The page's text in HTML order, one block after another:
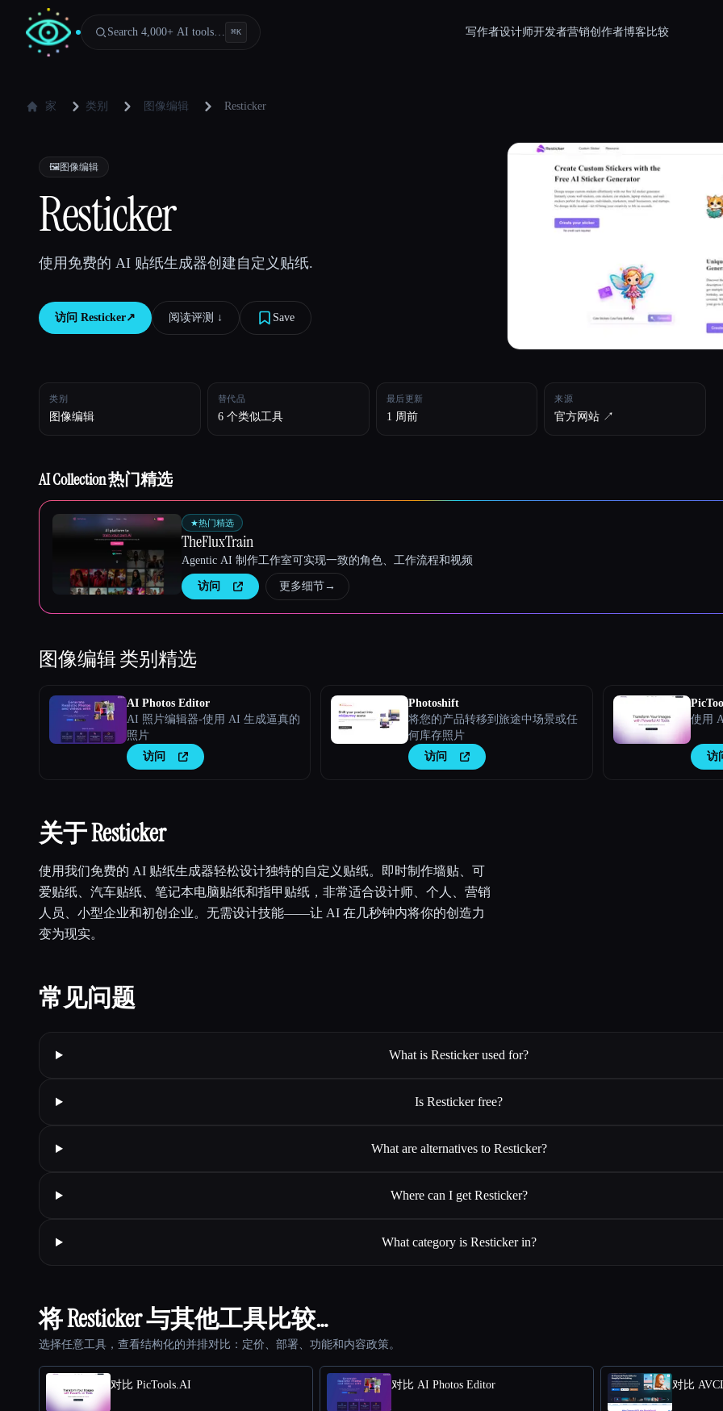
Search 4,000+ AI tools… ⌘K 写作者设计师开发者营销创作者博客 比较
家 类别 图像编辑 Resticker
🖼️图像编辑
Resticker
使用免费的 AI 贴纸生成器创建自定义贴纸.
访问 Resticker↗︎ 阅读评测 ↓︎ Save
类别
图像编辑
替代品
6 个类似工具
最后更新
1 周前
来源
官方网站 ↗︎
AI Collection 热门精选
★热门精选
TheFluxTrain
Agentic AI 制作工作室可实现一致的角色、工作流程和视频
访问 更多细节→
图像编辑类别精选
AI Photos Editor
AI 照片编辑器-使用 AI 生成逼真的
照片
访问
Photoshift
将您的产品转移到旅途中场景或任
何库存照片
访问
使用
访
关于 Resticker
使用我们免费的 AI 贴纸生成器轻松设计独特的自定义贴纸。即时制作墙贴、可
爱贴纸、汽车贴纸、笔记本电脑贴纸和指甲贴纸，非常适合设计师、个人、营销
人员、小型企业和初创企业。无需设计技能——让 AI 在几秒钟内将你的创造力
变为现实。
常见问题
What is Resticker used for?
Is Resticker free?
What are alternatives to Resticker?
Where can I get Resticker?
What category is Resticker in?
将 Resticker 与其他工具比较…
选择任意工具，查看结构化的并排对比：定价、部署、功能和内容政策。
对比 PicTools.AI 对比 AI Photos Editor 对比